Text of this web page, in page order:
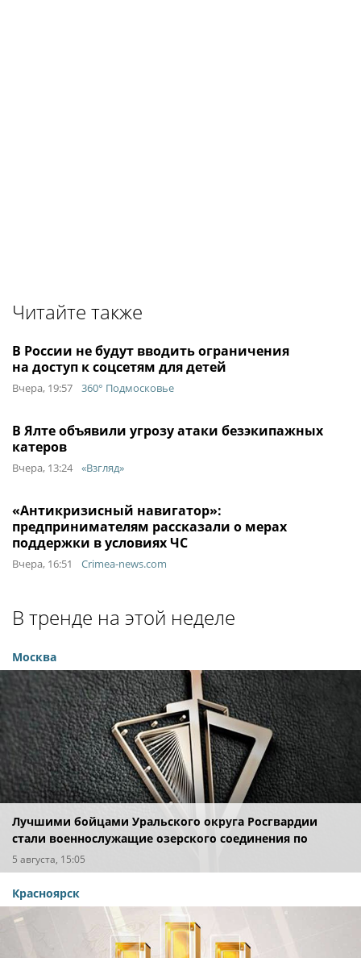
Читайте также
В России не будут вводить ограничения
на доступ к соцсетям для детей
Вчера, 19:57 360° Подмосковье
В Ялте объявили угрозу атаки безэкипажных
катеров
Вчера, 13:24 «Взгляд»
«Антикризисный навигатор»:
предпринимателям рассказали о мерах
поддержки в условиях ЧС
Вчера, 16:51 Crimea-news.com
В тренде на этой неделе
Москва
Лучшими бойцами Уральского округа Росгвардии
стали военнослужащие озерского соединения по
охране важных государственных объектов
5 августа, 15:05
Красноярск